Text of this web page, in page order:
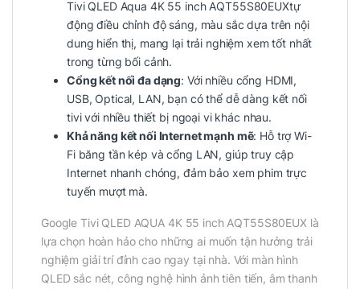
Tivi QLED Aqua 4K 55 inch AQT55S80EUXtự
động điều chỉnh độ sáng, màu sắc dựa trên nội
dung hiển thị, mang lại trải nghiệm xem tốt nhất
trong từng bối cảnh.
Cổng kết nối đa dạng: Với nhiều cổng HDMI,
USB, Optical, LAN, bạn có thể dễ dàng kết nối
tivi với nhiều thiết bị ngoại vi khác nhau.
Khả năng kết nối Internet mạnh mẽ: Hỗ trợ Wi-
Fi băng tần kép và cổng LAN, giúp truy cập
Internet nhanh chóng, đảm bảo xem phim trực
tuyến mượt mà.
Google Tivi QLED AQUA 4K 55 inch AQT55S80EUX là
lựa chọn hoàn hảo cho những ai muốn tận hưởng trải
nghiệm giải trí đỉnh cao ngay tại nhà. Với màn hình
QLED sắc nét, công nghệ hình ảnh tiên tiến, âm thanh